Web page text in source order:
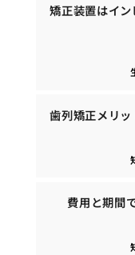
矯正装置はイ
歯列矯正メリ
費用と期間